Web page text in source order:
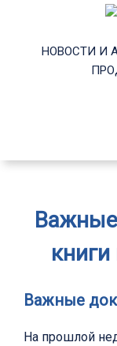
НОВОСТИ И
Важные
На прошлой